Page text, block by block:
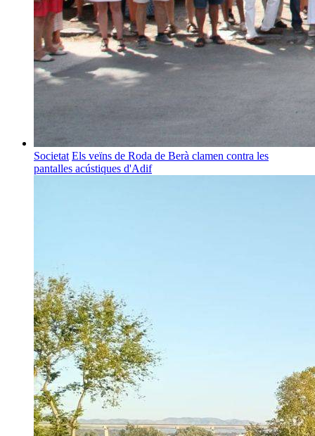
Societat Els veïns de Roda de Berà clamen contra les
pantalles acústiques d'Adif